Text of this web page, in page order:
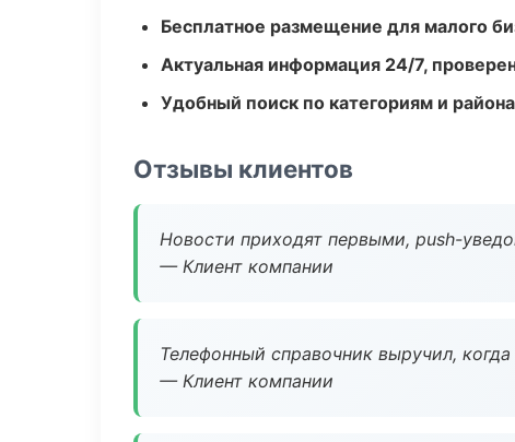
Бесплатное размещение для малого
Актуальная информация 24/7,
Удобный поиск по категориям и
Отзывы клиентов
Новости приходят первыми, push-
— Клиент компании
Телефонный справочник выручил, когда
— Клиент компании